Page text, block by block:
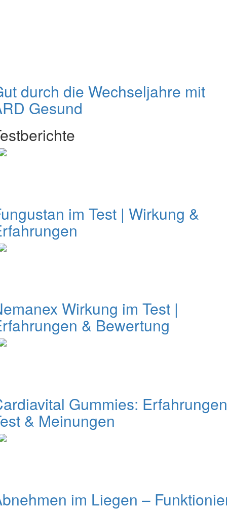
durch die Wechseljahre mit
Gesund
im Test | Wirkung &
Wirkung im Test |
& Bewertung
Gummies:
& Meinungen
im Liegen –